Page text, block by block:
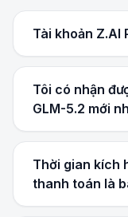
Tài khoản Z.AI
Tôi có nhận
GLM-5.2 mới
Thời gian kích
thanh toán là